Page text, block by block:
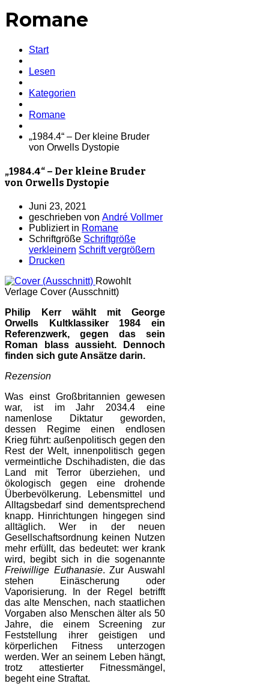
Romane
Start
Lesen
Kategorien
Romane
„1984.4“ – Der kleine Bruder
von Orwells Dystopie
„1984.4“ – Der kleine Bruder
von Orwells Dystopie
Juni 23, 2021
geschrieben von André Vollmer
Publiziert in Romane
Schriftgröße Schriftgröße
verkleinern Schrift vergrößern
Drucken
Rowohlt
Verlage Cover (Ausschnitt)
Philip Kerr wählt mit George
Orwells Kultklassiker 1984 ein
Referenzwerk, gegen das sein
Roman blass aussieht. Dennoch
finden sich gute Ansätze darin.
Rezension
Was einst Großbritannien gewesen
war, ist im Jahr 2034.4 eine
namenlose Diktatur geworden,
dessen Regime einen endlosen
Krieg führt: außenpolitisch gegen den
Rest der Welt, innenpolitisch gegen
vermeintliche Dschihadisten, die das
Land mit Terror überziehen, und
ökologisch gegen eine drohende
Überbevölkerung. Lebensmittel und
Alltagsbedarf sind dementsprechend
knapp. Hinrichtungen hingegen sind
alltäglich. Wer in der neuen
Gesellschaftsordnung keinen Nutzen
mehr erfüllt, das bedeutet: wer krank
wird, begibt sich in die sogenannte
Freiwillige Euthanasie. Zur Auswahl
stehen Einäscherung oder
Vaporisierung. In der Regel betrifft
das alte Menschen, nach staatlichen
Vorgaben also Menschen älter als 50
Jahre, die einem Screening zur
Feststellung ihrer geistigen und
körperlichen Fitness unterzogen
werden. Wer an seinem Leben hängt,
trotz attestierter Fitnessmängel,
begeht eine Straftat.